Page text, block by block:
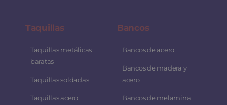
Taquillas
Taquillas metálicas
baratas
Taquillas soldadas
Taquillas acero
Bancos
Bancos de acero
Bancos de madera y
acero
Bancos de melamina